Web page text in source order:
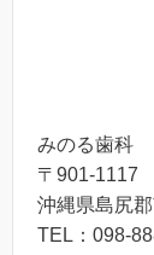
みのる歯科
〒901-1117
沖縄県島尻
TEL：098-